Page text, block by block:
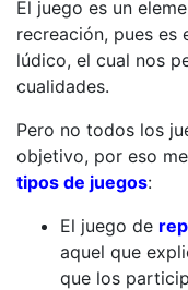
El juego es un
recreación, pues es
lúdico, el cual nos
cualidades.
Pero no todos los
objetivo, por eso
tipos de juegos:
El juego de
aquel que
que los